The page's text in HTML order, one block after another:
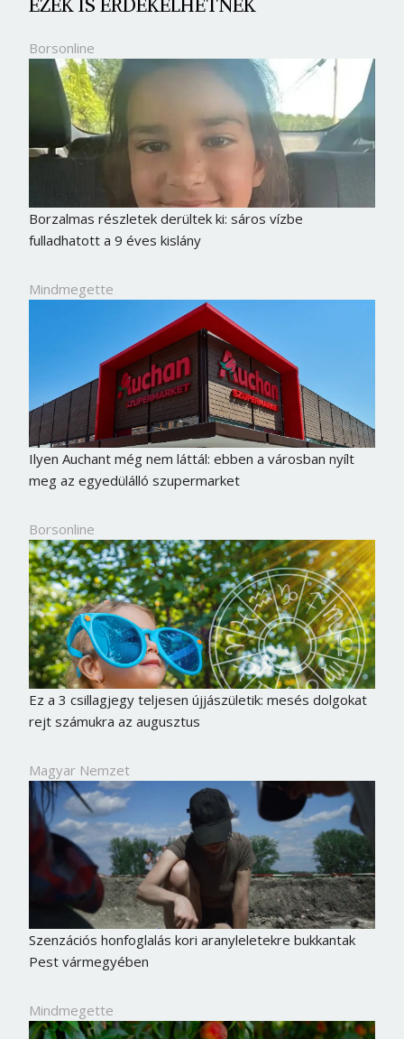
EZEK IS ÉRDEKELHETNEK
Borsonline
Borzalmas részletek derültek ki: sáros vízbe
fulladhatott a 9 éves kislány
Mindmegette
Ilyen Auchant még nem láttál: ebben a városban nyílt
meg az egyedülálló szupermarket
Borsonline
Ez a 3 csillagjegy teljesen újjászületik: mesés dolgokat
rejt számukra az augusztus
Magyar Nemzet
Szenzációs honfoglalás kori aranyleletekre bukkantak
Pest vármegyében
Mindmegette